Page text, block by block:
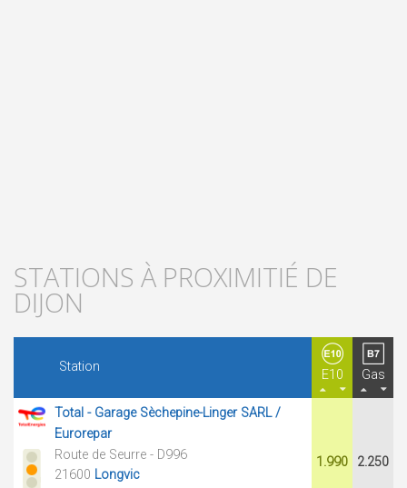
STATIONS À PROXIMITIÉ DE
DIJON
Station
E10 Gas
Total - Garage Sèchepine-Linger SARL /
Eurorepar
Route de Seurre - D996
21600 Longvic
1.990 2.250